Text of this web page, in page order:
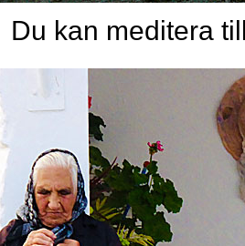
Du kan meditera